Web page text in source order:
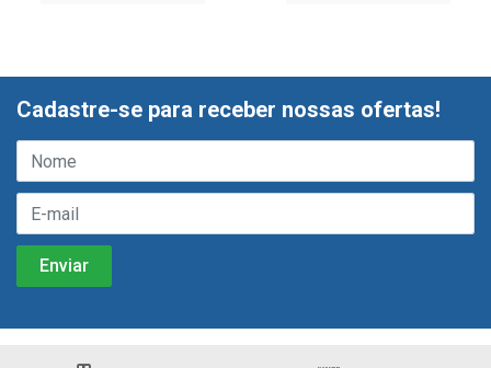
Cadastre-se para receber nossas ofertas!